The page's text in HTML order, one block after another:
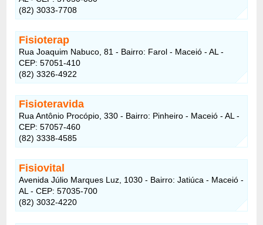
(82) 3033-7708
Fisioterap
Rua Joaquim Nabuco, 81 - Bairro: Farol - Maceió - AL -
CEP: 57051-410
(82) 3326-4922
Fisioteravida
Rua Antônio Procópio, 330 - Bairro: Pinheiro - Maceió - AL -
CEP: 57057-460
(82) 3338-4585
Fisiovital
Avenida Júlio Marques Luz, 1030 - Bairro: Jatiúca - Maceió -
AL - CEP: 57035-700
(82) 3032-4220